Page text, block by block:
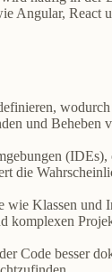
Angular, React
und Beheben
die
Klassen
komplexen
Code besser